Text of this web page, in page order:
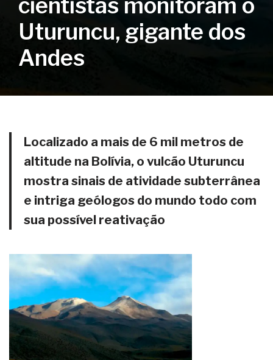
cientistas monitoram o
Uturuncu, gigante dos
Andes
Localizado a mais de 6 mil metros de
altitude na Bolívia, o vulcão Uturuncu
mostra sinais de atividade subterrânea
e intriga geólogos do mundo todo com
sua possível reativação